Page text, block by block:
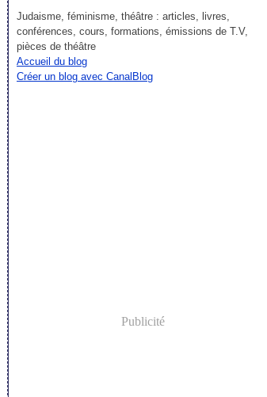
Judaisme, féminisme, théâtre : articles, livres,
conférences, cours, formations, émissions de T.V,
pièces de théâtre
Accueil du blog
Créer un blog avec CanalBlog
Publicité